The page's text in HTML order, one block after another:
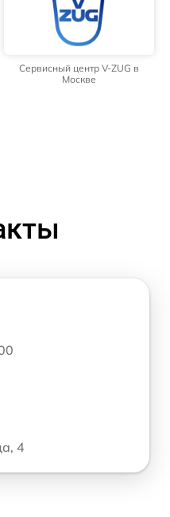
Сервисный центр V-ZUG в
Москве
4